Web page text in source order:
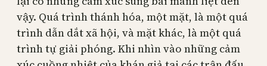
vậy. Quá trình thánh hóa, một mặt, là một quá
trình dẫn dắt xã hội, và mặt khác, là một quá
trình tự giải phóng. Khi nhìn vào những cảm